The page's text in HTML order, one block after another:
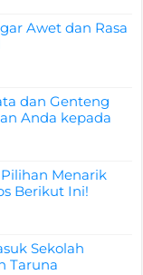
Awet dan Rasa
dan Genteng
Anda kepada
Menarik
Berikut Ini!
Sekolah
Taruna